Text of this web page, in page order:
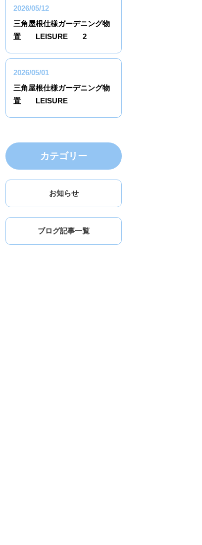
2026/05/12
三角屋根仕様ガーデニング物
置 LEISURE 2
2026/05/01
三角屋根仕様ガーデニング物
置 LEISURE
カテゴリー
お知らせ
ブログ記事一覧